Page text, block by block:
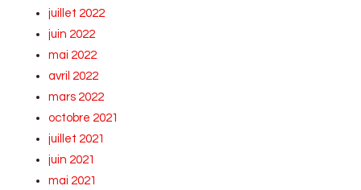
juillet 2022
juin 2022
mai 2022
avril 2022
mars 2022
octobre 2021
juillet 2021
juin 2021
mai 2021